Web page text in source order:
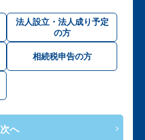
法人設立・法人成り予定
の方
相続税申告の方
次へ